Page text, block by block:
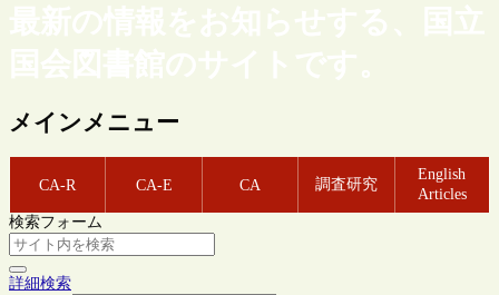
最新の情報をお知らせする、国立
国会図書館のサイトです。
メインメニュー
CA-R CA-E CA 調査研究
English
Articles
検索フォーム
詳細検索